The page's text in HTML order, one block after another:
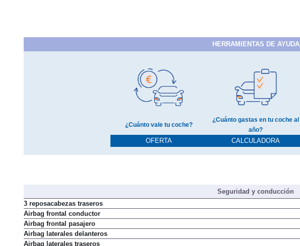
HERRAMIENTAS DE AYUDA
¿Cuánto vale tu coche?
OFERTA
¿Cuánto gastas en tu coche al
año?
CALCULADORA
Seguridad y conducción
3 reposacabezas traseros
Airbag frontal conductor
Airbag frontal pasajero
Airbag laterales delanteros
Airbag laterales traseros